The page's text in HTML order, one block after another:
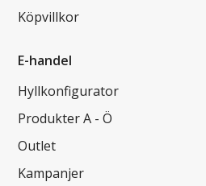
Köpvillkor
E-handel
Hyllkonfigurator
Produkter A - Ö
Outlet
Kampanjer